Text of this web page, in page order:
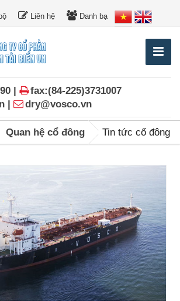
Liên hệ Danh bạ
|
fax:(84-225)3731007
|
dry@vosco.vn
Quan hệ cổ đông Tin tức cổ đông